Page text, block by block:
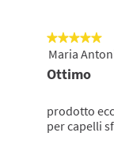
★★★★★
★★★★★
5
5
Maria
Ottimo
prodotto
per capelli